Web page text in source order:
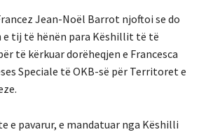
Jean-Noël Barrot njoftoi se do
tij të hënën para Këshillit të të
të kërkuar dorëheqjen e Francesca
Speciale të OKB-së për Territoret e
e pavarur, e mandatuar nga Këshilli